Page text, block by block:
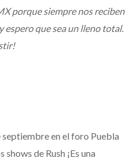
porque siempre nos reciben
espero que sea un lleno total.
septiembre en el foro Puebla
de Rush ¡Es una